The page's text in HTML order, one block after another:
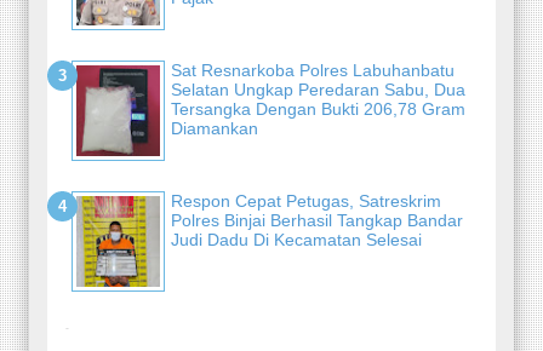
Sat Resnarkoba Polres Labuhanbatu
Selatan Ungkap Peredaran Sabu, Dua
Tersangka Dengan Bukti 206,78 Gram
Diamankan
Respon Cepat Petugas, Satreskrim
Polres Binjai Berhasil Tangkap Bandar
Judi Dadu Di Kecamatan Selesai
-